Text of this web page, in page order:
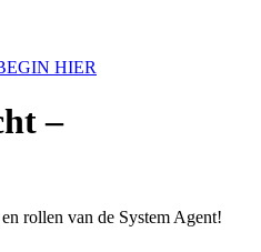
HIER
–
rollen van de System Agent!